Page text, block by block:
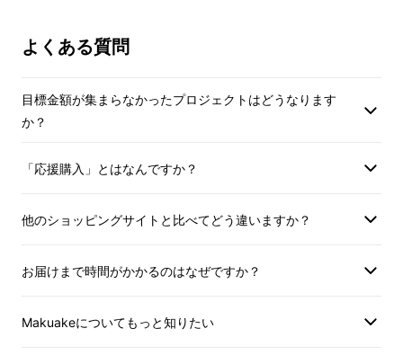
世界で発表され、その効能が知られるように
しかし、欧米に比べると日本におけるオリーブ
す。
もっと、もっと、日本中の皆さまにオリーブオ
いのです。
よくある質問
目標金額が集まらなかったプロジェクトはどうなります
か？
「応援購入」とはなんですか？
他のショッピングサイトと比べてどう違いますか？
お届けまで時間がかかるのはなぜですか？
Makuakeについてもっと知りたい